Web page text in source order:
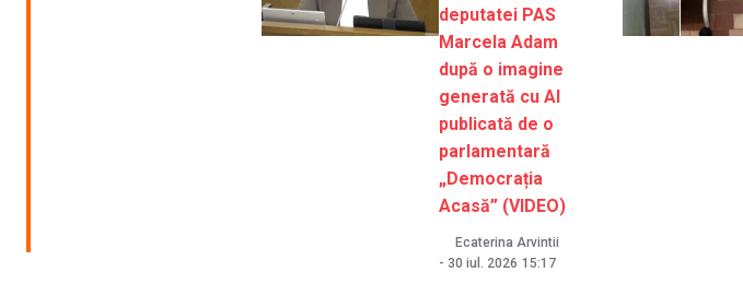
deputatei PAS
Marcela Adam
după o imagine
generată cu AI
publicată de o
parlamentară
„Democrația
Acasă” (VIDEO)
Ecaterina Arvintii
- 30 iul. 2026 15:17